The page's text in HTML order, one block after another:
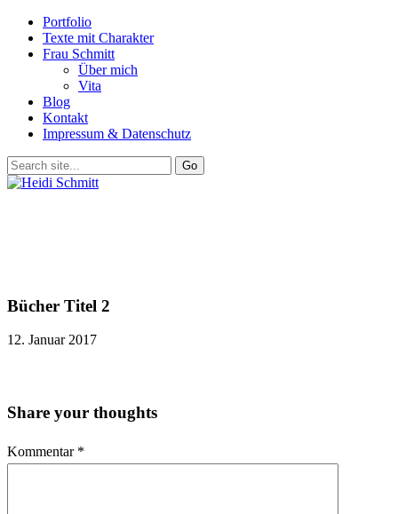
Portfolio
Texte mit Charakter
Frau Schmitt
Über mich
Vita
Blog
Kontakt
Impressum & Datenschutz
Bücher Titel 2
12. Januar 2017
Share your thoughts
Kommentar *